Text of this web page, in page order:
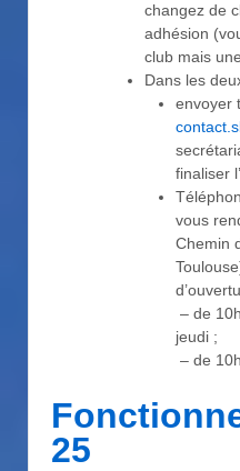
changez de
adhésion
club mais
Dans les
envoyer
finaliser
vous
Chemin
– de
jeudi ;
– de
25